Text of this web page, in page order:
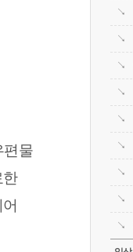
편물
한